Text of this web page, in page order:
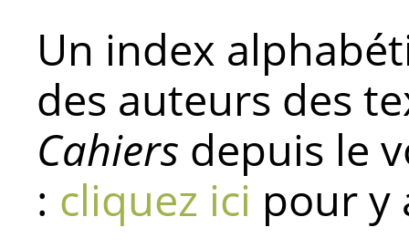
Un index
des auteurs des
Cahiers depuis le
: cliquez ici pour y